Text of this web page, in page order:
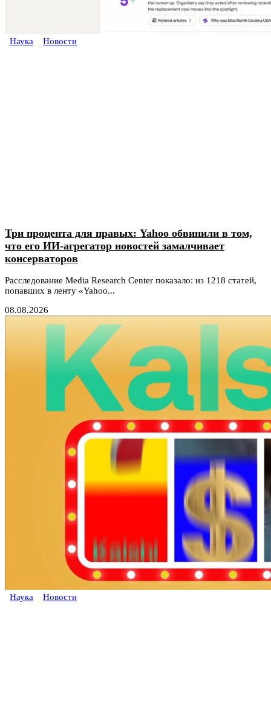
Наука Новости
Три процента для правых: Yahoo обвинили в том,
что его ИИ-агрегатор новостей замалчивает
консерваторов
Расследование Media Research Center показало: из 1218 статей,
попавших в ленту «Yahoo...
08.08.2026
Наука Новости